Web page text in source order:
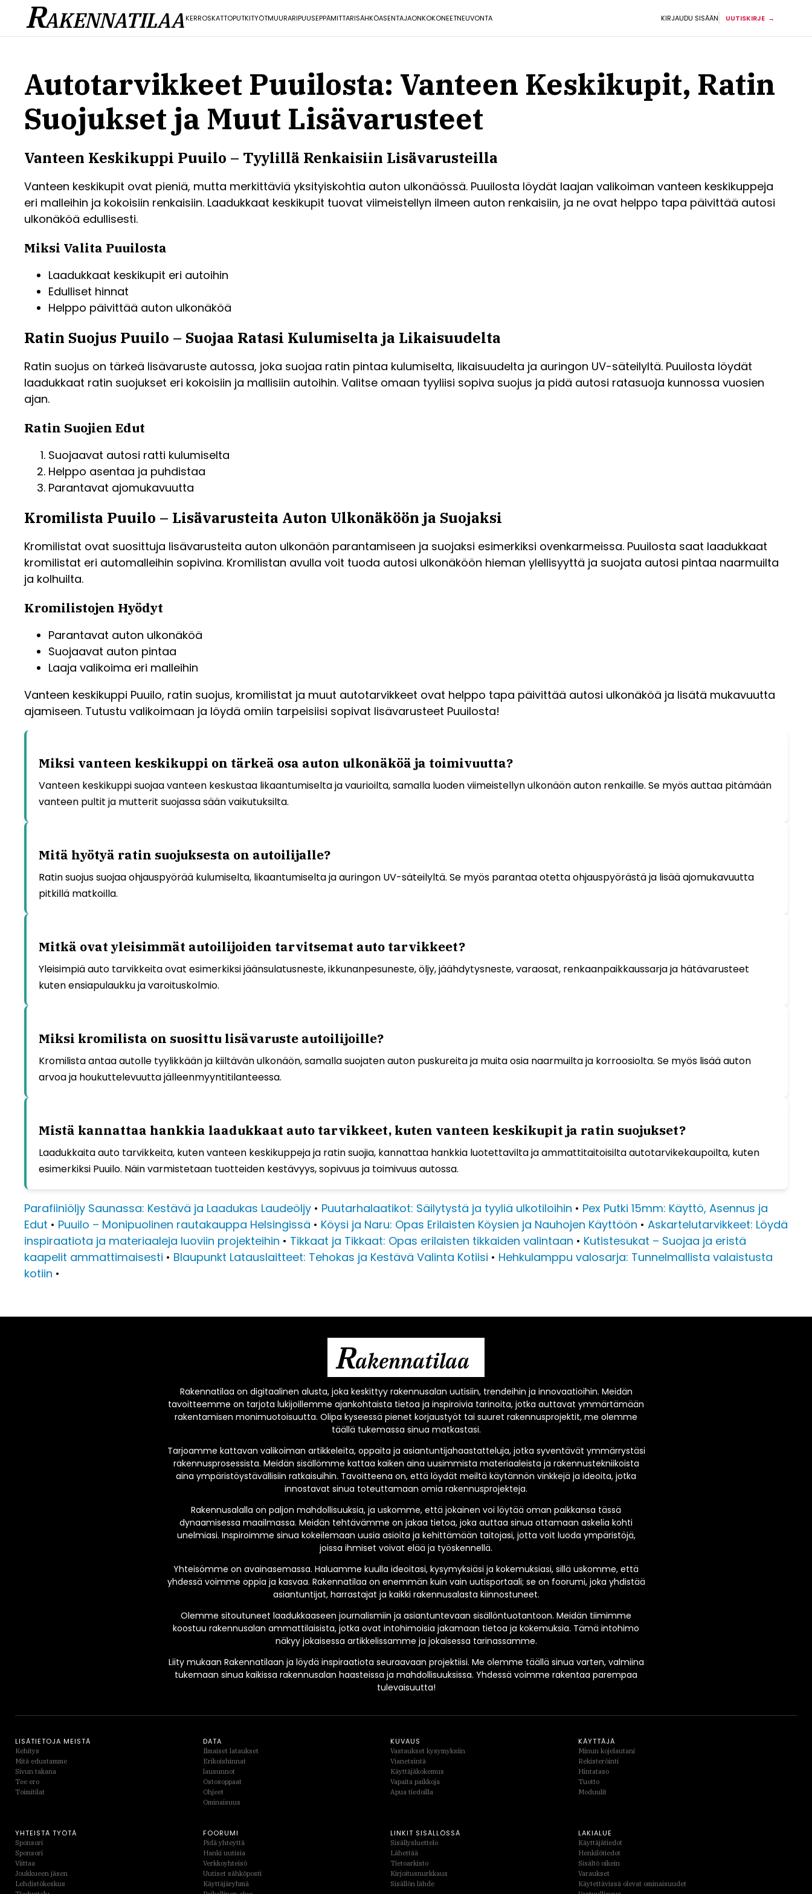
RAKENNATILAAKERROSKATTOPUTKITYÖTMUURARIPUUSEPPÄMITTARISÄHKÖASENTAJAONKOKONEETNEUVONTA KIRJAUDU SISÄÄN UUTISKIRJE
Autotarvikkeet Puuilosta: Vanteen Keskikupit, Ratin
Suojukset ja Muut Lisävarusteet
Vanteen Keskikuppi Puuilo – Tyylillä Renkaisiin Lisävarusteilla
Vanteen keskikupit ovat pieniä, mutta merkittäviä yksityiskohtia auton ulkonäössä. Puuilosta löydät laajan valikoiman vanteen keskikuppeja
eri malleihin ja kokoisiin renkaisiin. Laadukkaat keskikupit tuovat viimeistellyn ilmeen auton renkaisiin, ja ne ovat helppo tapa päivittää autosi
ulkonäköä edullisesti.
Miksi Valita Puuilosta
Laadukkaat keskikupit eri autoihin
Edulliset hinnat
Helppo päivittää auton ulkonäköä
Ratin Suojus Puuilo – Suojaa Ratasi Kulumiselta ja Likaisuudelta
Ratin suojus on tärkeä lisävaruste autossa, joka suojaa ratin pintaa kulumiselta, likaisuudelta ja auringon UV-säteilyltä. Puuilosta löydät
laadukkaat ratin suojukset eri kokoisiin ja mallisiin autoihin. Valitse omaan tyyliisi sopiva suojus ja pidä autosi ratasuoja kunnossa vuosien
ajan.
Ratin Suojien Edut
Suojaavat autosi ratti kulumiselta
Helppo asentaa ja puhdistaa
Parantavat ajomukavuutta
Kromilista Puuilo – Lisävarusteita Auton Ulkonäköön ja Suojaksi
Kromilistat ovat suosittuja lisävarusteita auton ulkonäön parantamiseen ja suojaksi esimerkiksi ovenkarmeissa. Puuilosta saat laadukkaat
kromilistat eri automalleihin sopivina. Kromilistan avulla voit tuoda autosi ulkonäköön hieman ylellisyyttä ja suojata autosi pintaa naarmuilta
ja kolhuilta.
Kromilistojen Hyödyt
Parantavat auton ulkonäköä
Suojaavat auton pintaa
Laaja valikoima eri malleihin
Vanteen keskikuppi Puuilo, ratin suojus, kromilistat ja muut autotarvikkeet ovat helppo tapa päivittää autosi ulkonäköä ja lisätä mukavuutta
ajamiseen. Tutustu valikoimaan ja löydä omiin tarpeisiisi sopivat lisävarusteet Puuilosta!
Miksi vanteen keskikuppi on tärkeä osa auton ulkonäköä ja toimivuutta?
Vanteen keskikuppi suojaa vanteen keskustaa likaantumiselta ja vaurioilta, samalla luoden viimeistellyn ulkonäön auton renkaille. Se myös auttaa pitämään
vanteen pultit ja mutterit suojassa sään vaikutuksilta.
Mitä hyötyä ratin suojuksesta on autoilijalle?
Ratin suojus suojaa ohjauspyörää kulumiselta, likaantumiselta ja auringon UV-säteilyltä. Se myös parantaa otetta ohjauspyörästä ja lisää ajomukavuutta
pitkillä matkoilla.
Mitkä ovat yleisimmät autoilijoiden tarvitsemat auto tarvikkeet?
Yleisimpiä auto tarvikkeita ovat esimerkiksi jäänsulatusneste, ikkunanpesuneste, öljy, jäähdytysneste, varaosat, renkaanpaikkaussarja ja hätävarusteet
kuten ensiapulaukku ja varoituskolmio.
Miksi kromilista on suosittu lisävaruste autoilijoille?
Kromilista antaa autolle tyylikkään ja kiiltävän ulkonäön, samalla suojaten auton puskureita ja muita osia naarmuilta ja korroosiolta. Se myös lisää auton
arvoa ja houkuttelevuutta jälleenmyyntitilanteessa.
Mistä kannattaa hankkia laadukkaat auto tarvikkeet, kuten vanteen keskikupit ja ratin suojukset?
Laadukkaita auto tarvikkeita, kuten vanteen keskikuppeja ja ratin suojia, kannattaa hankkia luotettavilta ja ammattitaitoisilta autotarvikekaupoilta, kuten
esimerkiksi Puuilo. Näin varmistetaan tuotteiden kestävyys, sopivuus ja toimivuus autossa.
Parafiiniöljy Saunassa: Kestävä ja Laadukas Laudeöljy • Puutarhalaatikot: Säilytystä ja tyyliä ulkotiloihin • Pex Putki 15mm: Käyttö, Asennus ja
Edut • Puuilo – Monipuolinen rautakauppa Helsingissä • Köysi ja Naru: Opas Erilaisten Köysien ja Nauhojen Käyttöön • Askartelutarvikkeet: Löydä
inspiraatiota ja materiaaleja luoviin projekteihin • Tikkaat ja Tikkaat: Opas erilaisten tikkaiden valintaan • Kutistesukat – Suojaa ja eristä
kaapelit ammattimaisesti • Blaupunkt Latauslaitteet: Tehokas ja Kestävä Valinta Kotiisi • Hehkulamppu valosarja: Tunnelmallista valaistusta
kotiin •
Rakennatilaa
Rakennatilaa on digitaalinen alusta, joka keskittyy rakennusalan uutisiin, trendeihin ja innovaatioihin. Meidän
tavoitteemme on tarjota lukijoillemme ajankohtaista tietoa ja inspiroivia tarinoita, jotka auttavat ymmärtämään
rakentamisen monimuotoisuutta. Olipa kyseessä pienet korjaustyöt tai suuret rakennusprojektit, me olemme
täällä tukemassa sinua matkastasi.
Tarjoamme kattavan valikoiman artikkeleita, oppaita ja asiantuntijahaastatteluja, jotka syventävät ymmärrystäsi
rakennusprosessista. Meidän sisällömme kattaa kaiken aina uusimmista materiaaleista ja rakennustekniikoista
aina ympäristöystävällisiin ratkaisuihin. Tavoitteena on, että löydät meiltä käytännön vinkkejä ja ideoita, jotka
innostavat sinua toteuttamaan omia rakennusprojekteja.
Rakennusalalla on paljon mahdollisuuksia, ja uskomme, että jokainen voi löytää oman paikkansa tässä
dynaamisessa maailmassa. Meidän tehtävämme on jakaa tietoa, joka auttaa sinua ottamaan askelia kohti
unelmiasi. Inspiroimme sinua kokeilemaan uusia asioita ja kehittämään taitojasi, jotta voit luoda ympäristöjä,
joissa ihmiset voivat elää ja työskennellä.
Yhteisömme on avainasemassa. Haluamme kuulla ideoitasi, kysymyksiäsi ja kokemuksiasi, sillä uskomme, että
yhdessä voimme oppia ja kasvaa. Rakennatilaa on enemmän kuin vain uutisportaali; se on foorumi, joka yhdistää
asiantuntijat, harrastajat ja kaikki rakennusalasta kiinnostuneet.
Olemme sitoutuneet laadukkaaseen journalismiin ja asiantuntevaan sisällöntuotantoon. Meidän tiimimme
koostuu rakennusalan ammattilaisista, jotka ovat intohimoisia jakamaan tietoa ja kokemuksia. Tämä intohimo
näkyy jokaisessa artikkelissamme ja jokaisessa tarinassamme.
Liity mukaan Rakennatilaan ja löydä inspiraatiota seuraavaan projektiisi. Me olemme täällä sinua varten, valmiina
tukemaan sinua kaikissa rakennusalan haasteissa ja mahdollisuuksissa. Yhdessä voimme rakentaa parempaa
tulevaisuutta!
LISÄTIETOJA MEISTÄ
Kehitys
Mitä edustamme
Sivun takana
Tee ero
Toimitilat
DATA
Ilmaiset lataukset
Erikoishinnat
lausunnot
Ostosoppaat
Ohjeet
Ominaisuus
KUVAUS
Vastaukset kysymyksiin
Vianetsintä
Käyttäjäkokemus
Vapaita paikkoja
Apua tiedoilla
KÄYTTÄJÄ
Minun kojelautani
Rekisteröinti
Hintataso
Tuotto
Moduulit
YHTEISTÄ TYÖTÄ
Sponsori
Sponsori
Viittaa
Joukkueen jäsen
Lehdistökeskus
FOORUMI
Pidä yhteyttä
Hanki uutisia
Verkkoyhteisö
Uutiset sähköposti
Käyttäjäryhmä
LINKIT SISÄLLÖSSÄ
Sisällysluettelo
Lähettää
Tietoarkisto
Kirjoitusnurkkaus
Sisällön lähde
LAKIALUE
Käyttäjätiedot
Henkilötiedot
Sisältö oikein
Varaukset
Käytettävissä olevat ominaisuudet